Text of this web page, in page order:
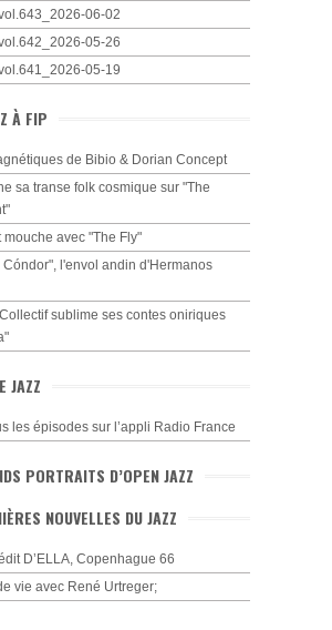
06-02
05-26
05-19
À FIP
de Bibio & Dorian Concept
sa transe folk cosmique sur "The
mouche avec "The Fly"
Cóndor", l'envol andin d'Hermanos
sublime ses contes oniriques
JAZZ
les épisodes sur l’appli Radio France
PORTRAITS D’OPEN JAZZ
NOUVELLES DU JAZZ
D’ELLA, Copenhague 66
vie avec René Urtreger;